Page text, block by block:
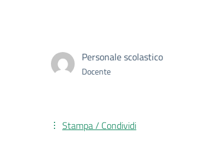
Personale scolastico
Docente
Stampa / Condividi